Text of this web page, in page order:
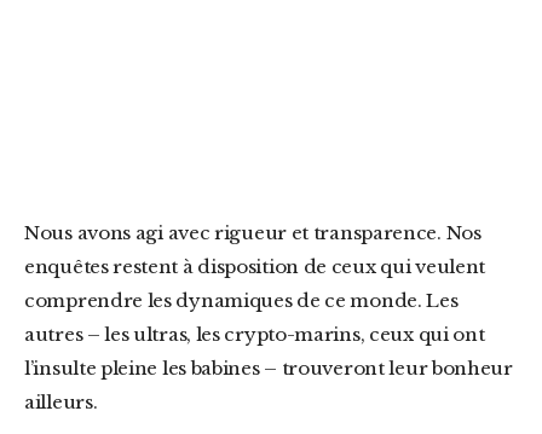
Nous avons agi avec rigueur et transparence. Nos
enquêtes restent à disposition de ceux qui veulent
comprendre les dynamiques de ce monde. Les
autres – les ultras, les crypto-marins, ceux qui ont
l’insulte pleine les babines – trouveront leur bonheur
ailleurs.